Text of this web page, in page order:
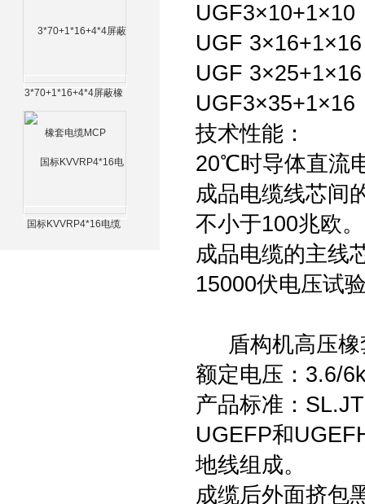
3*70+1*16+4*4屏蔽橡
国标KVVRP4*16电缆
UGF
UGF
技术性能：
20℃时导体直流
成品电缆线芯间
不小于100兆欧
成品电缆的主线
15000伏电压试
盾构机高压橡
额定电压：3.6/
产品标准：
UGEFP和
地线组成。
成缆后外面挤包